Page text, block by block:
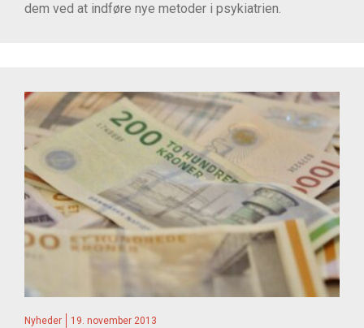
dem ved at indføre nye metoder i psykiatrien.
Nyheder 19. november 2013